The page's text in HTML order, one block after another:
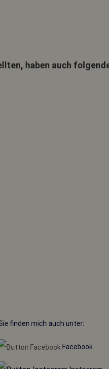
haben auch
finden mich auch unter:
Facebook